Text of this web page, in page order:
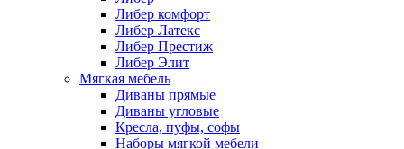
Либер комфорт
Либер Латекс
Либер Престиж
Либер Элит
Мягкая мебель
Диваны прямые
Диваны угловые
Кресла, пуфы, софы
Наборы мягкой мебели